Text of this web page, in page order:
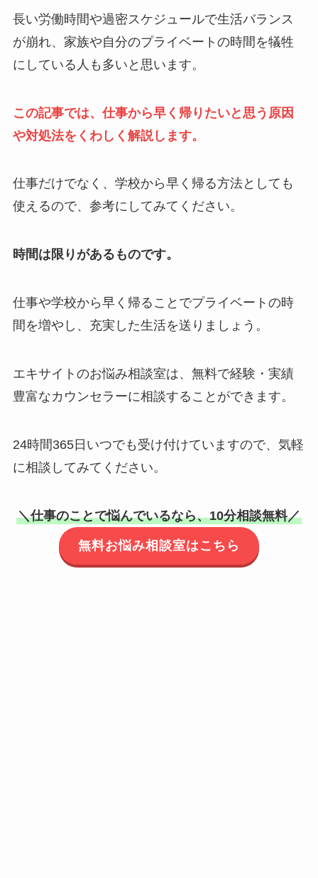
長い労働時間や過密スケジュールで生活バランス
が崩れ、家族や自分のプライベートの時間を犠牲
にしている人も多いと思います。
この記事では、仕事から早く帰りたいと思う原因
や対処法をくわしく解説します。
仕事だけでなく、学校から早く帰る方法としても
使えるので、参考にしてみてください。
時間は限りがあるものです。
仕事や学校から早く帰ることでプライベートの時
間を増やし、充実した生活を送りましょう。
エキサイトのお悩み相談室は、無料で経験・実績
豊富なカウンセラーに相談することができます。
24時間365日いつでも受け付けていますので、気軽
に相談してみてください。
＼仕事のことで悩んでいるなら、10分相談無料／
無料お悩み相談室はこちら